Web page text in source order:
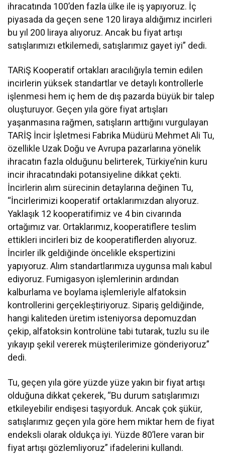
ihracatında 100’den fazla ülke ile iş yapıyoruz. İç
piyasada da geçen sene 120 liraya aldığımız incirleri
bu yıl 200 liraya alıyoruz. Ancak bu fiyat artışı
satışlarımızı etkilemedi, satışlarımız gayet iyi” dedi.
TARiŞ Kooperatif ortakları aracılığıyla temin edilen
incirlerin yüksek standartlar ve detaylı kontrollerle
işlenmesi hem iç hem de dış pazarda büyük bir talep
oluşturuyor. Geçen yıla göre fiyat artışları
yaşanmasına rağmen, satışların arttığını vurgulayan
TARİŞ İncir İşletmesi Fabrika Müdürü Mehmet Ali Tu,
özellikle Uzak Doğu ve Avrupa pazarlarına yönelik
ihracatın fazla olduğunu belirterek, Türkiye’nin kuru
incir ihracatındaki potansiyeline dikkat çekti.
İncirlerin alım sürecinin detaylarına değinen Tu,
“İncirlerimizi kooperatif ortaklarımızdan alıyoruz.
Yaklaşık 12 kooperatifimiz ve 4 bin civarında
ortağımız var. Ortaklarımız, kooperatiflere teslim
ettikleri incirleri biz de kooperatiflerden alıyoruz.
İncirler ilk geldiğinde öncelikle ekspertizini
yapıyoruz. Alım standartlarımıza uygunsa malı kabul
ediyoruz. Fumigasyon işlemlerinin ardından
kalburlama ve boylama işlemleriyle alfatoksin
kontrollerini gerçekleştiriyoruz. Sipariş geldiğinde,
hangi kaliteden üretim isteniyorsa depomuzdan
çekip, alfatoksin kontrolüne tabi tutarak, tuzlu su ile
yıkayıp şekil vererek müşterilerimize gönderiyoruz”
dedi.
Tu, geçen yıla göre yüzde yüze yakın bir fiyat artışı
olduğuna dikkat çekerek, “Bu durum satışlarımızı
etkileyebilir endişesi taşıyorduk. Ancak çok şükür,
satışlarımız geçen yıla göre hem miktar hem de fiyat
endeksli olarak oldukça iyi. Yüzde 80’lere varan bir
fiyat artışı gözlemliyoruz” ifadelerini kullandı.